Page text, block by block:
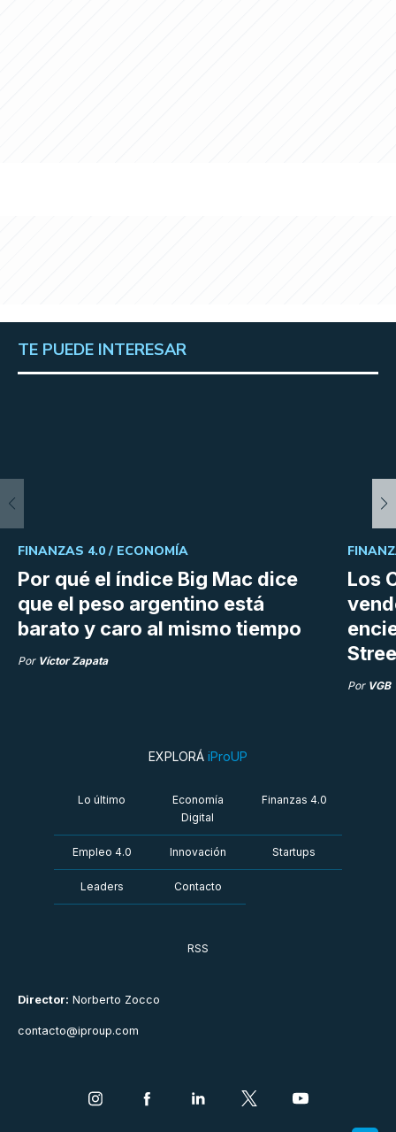
TE PUEDE INTERESAR
Por qué el índice Big Mac dice
que el peso argentino está
barato y caro al mismo tiempo
FINANZAS 4.0 / ECONOMÍA
Por Víctor Zapata
Los
Por VGB
Director: Norberto Zocco
contacto@iproup.com
EXPLORÁ iProUP
Lo último
Economía
Digital
Finanzas 4.0
Empleo 4.0 Innovación Startups
Leaders Contacto
RSS